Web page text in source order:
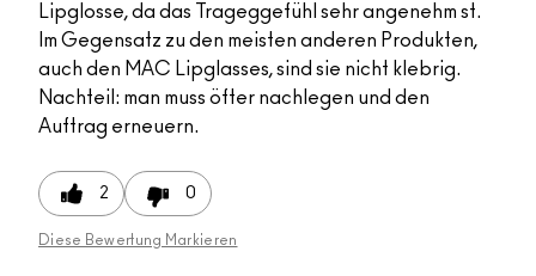
Lipglosse, da das Trageggefühl sehr angenehm st.
Im Gegensatz zu den meisten anderen Produkten,
auch den MAC Lipglasses, sind sie nicht klebrig.
Nachteil: man muss öfter nachlegen und den
Auftrag erneuern.
2 0
Diese Bewertung Markieren